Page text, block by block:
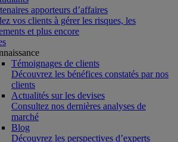
apporteurs d’affaires
vos clients à gérer les risques, les
et plus encore
Témoignages de clients
Découvrez les bénéfices constatés par nos
clients
Actualités sur les devises
Consultez nos dernières analyses de
marché
Blog
Découvrez les perspectives d’experts